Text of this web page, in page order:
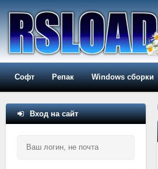
Софт Репак Windows сборки
Вход на сайт